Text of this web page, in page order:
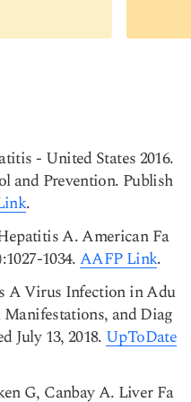
- United States 2016.
and Prevention. Publish
.
A. American Fa
1034.AAFP Link.
A Virus Infection in Adu
and Diag
July 13, 2018. UpToDate
G, Canbay A. Liver Fa